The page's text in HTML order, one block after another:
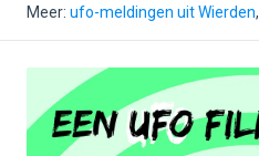
Meer: ufo-meldingen uit Wierden,